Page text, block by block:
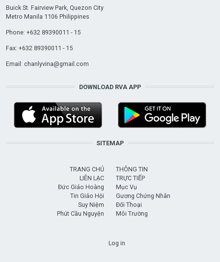
Buick St. Fairview Park, Quezon City
Metro Manila 1106 Philippines
Phone: +632 89390011 - 15
Fax: +632 89390011 - 15
Email: chanlyvina@gmail.com
DOWNLOAD RVA APP
SITEMAP
TRANG CHỦ
LIÊN LẠC
Đức Giáo Hoàng
Tin Giáo Hội
Suy Niệm
Phút Cầu Nguyện
THÔNG TIN
TRỰC TIẾP
Mục Vụ
Gương Chứng Nhân
Đối Thoại
Môi Trường
Log in